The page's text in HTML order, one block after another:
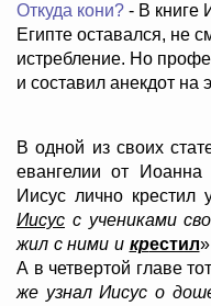
Откуда кони? - В книге
Египте оставался, не
истребление. Но
и составил анекдот на
В одной из своих
евангелии от Иоанна
Иисус лично
Иисус с учениками
жил с ними и крестил
А в четвертой главе
же узнал Иисус о